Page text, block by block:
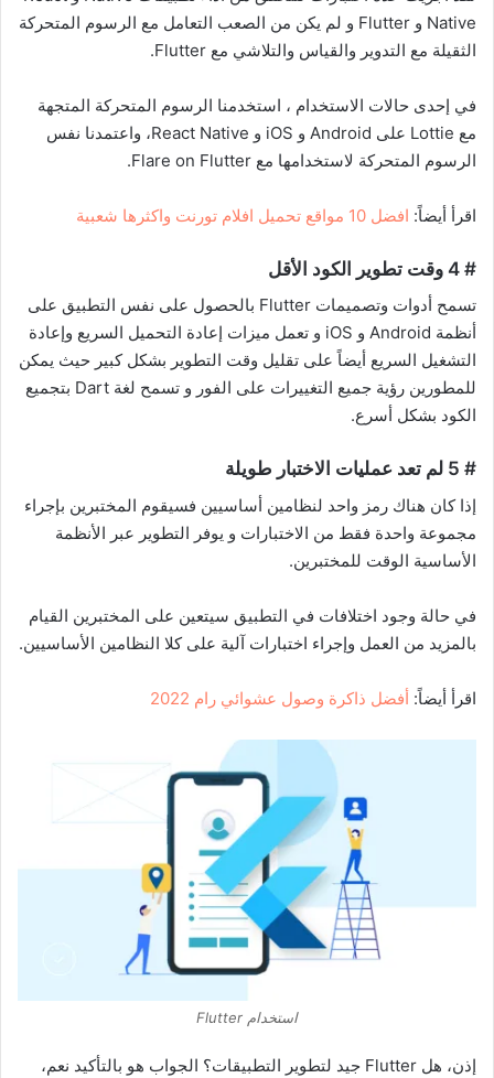
Native و Flutter و لم يكن من الصعب التعامل مع الرسوم المتحركة
الثقيلة مع التدوير والقياس والتلاشي مع Flutter.
في إحدى حالات الاستخدام ، استخدمنا الرسوم المتحركة المتجهة
مع Lottie على Android و iOS و React Native، واعتمدنا نفس
الرسوم المتحركة لاستخدامها مع Flare on Flutter.
اقرأ أيضاً: افضل 10 مواقع تحميل افلام تورنت واكثرها شعبية
# 4 وقت تطوير الكود الأقل
تسمح أدوات وتصميمات Flutter بالحصول على نفس التطبيق على
أنظمة Android و iOS و تعمل ميزات إعادة التحميل السريع وإعادة
التشغيل السريع أيضاً على تقليل وقت التطوير بشكل كبير حيث يمكن
للمطورين رؤية جميع التغييرات على الفور و تسمح لغة Dart بتجميع
الكود بشكل أسرع.
# 5 لم تعد عمليات الاختبار طويلة
إذا كان هناك رمز واحد لنظامين أساسيين فسيقوم المختبرين بإجراء
مجموعة واحدة فقط من الاختبارات و يوفر التطوير عبر الأنظمة
الأساسية الوقت للمختبرين.
في حالة وجود اختلافات في التطبيق سيتعين على المختبرين القيام
بالمزيد من العمل وإجراء اختبارات آلية على كلا النظامين الأساسيين.
اقرأ أيضاً: أفضل ذاكرة وصول عشوائي رام 2022
استخدام Flutter
إذن، هل Flutter جيد لتطوير التطبيقات؟ الجواب هو بالتأكيد نعم،